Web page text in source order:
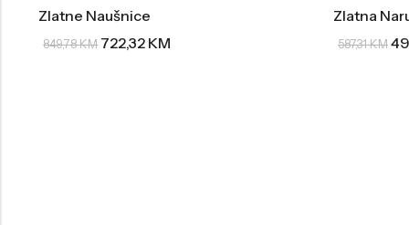
Zlatne Naušnice
849,78KM 722,32 KM
Zlatna
587,31KM